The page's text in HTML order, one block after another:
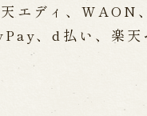
エディ、
、d払い、楽天